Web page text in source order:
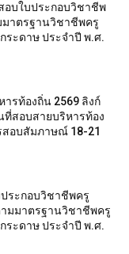
อบใบประกอบวิชาชีพ
มาตรฐานวิชาชีพครู
ระดาษ ประจำปี พ.ศ.
รท้องถิ่น 2569 ลิงก์
ที่สอบสายบริหารท้อง
อบสัมภาษณ์ 18-21
ระกอบวิชาชีพครู
ามมาตรฐานวิชาชีพครู
ระดาษ ประจำปี พ.ศ.